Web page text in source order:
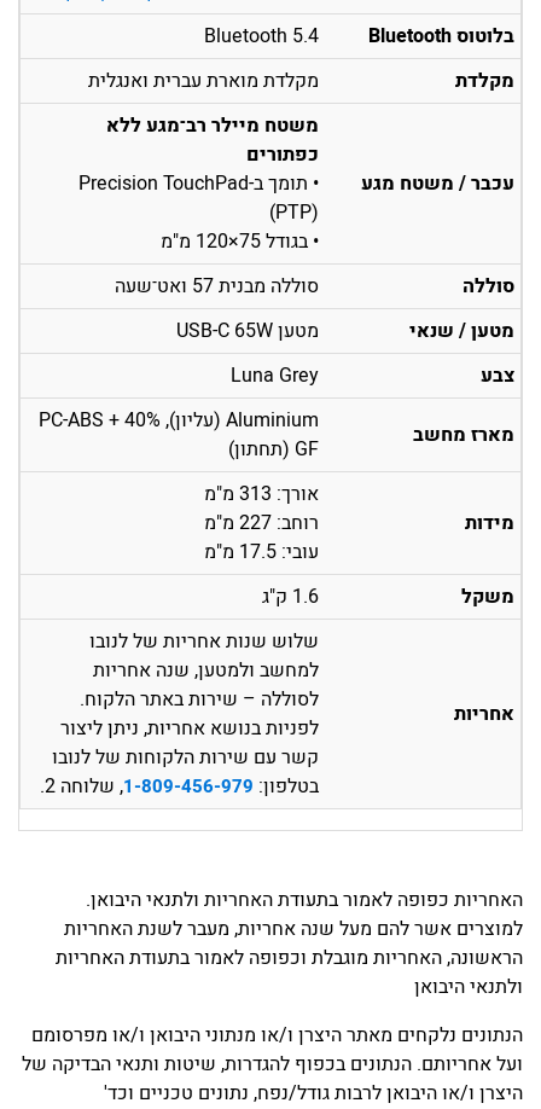
בלוטוס Bluetooth
Bluetooth 5.4
מקלדת
מקלדת מוארת עברית ואנגלית
עכבר / משטח מגע
משטח מיילר רב־מגע ללא
כפתורים
• תומך ב-Precision TouchPad
(PTP)
• בגודל 75×120 מ"מ
סוללה
סוללה מבנית 57 ואט־שעה
מטען / שנאי
מטען USB-C 65W
צבע
Luna Grey
מארז מחשב
Aluminium (עליון), PC-ABS + 40%
GF (תחתון)
מידות
אורך: 313 מ"מ
רוחב: 227 מ"מ
עובי: 17.5 מ"מ
משקל
1.6 ק"ג
אחריות
שלוש שנות אחריות של לנובו
למחשב ולמטען, שנה אחריות
לסוללה – שירות באתר הלקוח.
לפניות בנושא אחריות, ניתן ליצור
קשר עם שירות הלקוחות של לנובו
בטלפון: 1-809-456-979, שלוחה 2.
האחריות כפופה לאמור בתעודת האחריות ולתנאי היבואן.
למוצרים אשר להם מעל שנה אחריות, מעבר לשנת האחריות
הראשונה, האחריות מוגבלת וכפופה לאמור בתעודת האחריות
ולתנאי היבואן
הנתונים נלקחים מאתר היצרן ו/או מנתוני היבואן ו/או מפרסומם
ועל אחריותם. הנתונים בכפוף להגדרות, שיטות ותנאי הבדיקה של
היצרן ו/או היבואן לרבות גודל/נפח, נתונים טכניים וכד'